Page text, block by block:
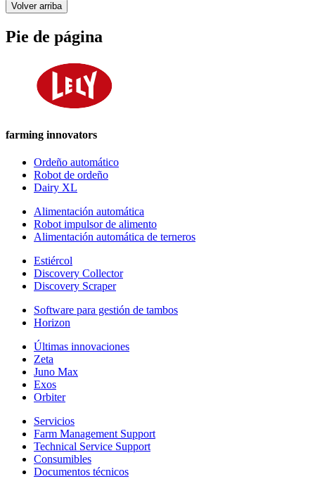
Volver arriba
Pie de página
farming innovators
Ordeño automático
Robot de ordeño
Dairy XL
Alimentación automática
Robot impulsor de alimento
Alimentación automática de terneros
Estiércol
Discovery Collector
Discovery Scraper
Software para gestión de tambos
Horizon
Últimas innovaciones
Zeta
Juno Max
Exos
Orbiter
Servicios
Farm Management Support
Technical Service Support
Consumibles
Documentos técnicos